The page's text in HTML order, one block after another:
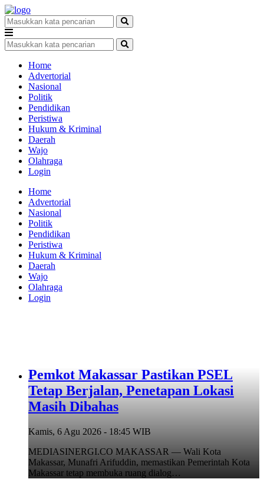
Home
Advertorial
Nasional
Politik
Pendidikan
Peristiwa
Hukum & Kriminal
Daerah
Wajo
Olahraga
Login
Home
Advertorial
Nasional
Politik
Pendidikan
Peristiwa
Hukum & Kriminal
Daerah
Wajo
Olahraga
Login
Pemkot Makassar Pastikan PSEL
Tetap Berjalan, Penetapan Lokasi
Masih Dibahas
Kamis, 6 Agu 2026 - 18:45 WIB
MEDIASINERGI.CO MAKASSAR — Wali Kota
Makassar, Munafri Arifuddin, memastikan Pemerintah Kota
Makassar tetap membuka ruang dialog…